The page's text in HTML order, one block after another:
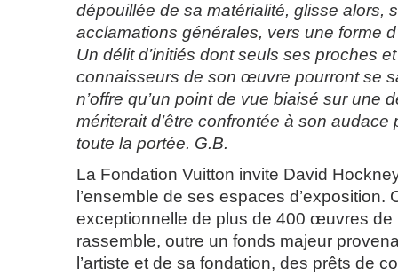
dépouillée de sa matérialité, glisse alors,
acclamations générales, vers une forme
Un délit d’initiés dont seuls ses proches
connaisseurs de son œuvre pourront se
n’offre qu’un point de vue biaisé sur une
mériterait d’être confrontée à son audace
toute la portée. G.B.
La Fondation Vuitton invite David
l’ensemble de ses espaces d’exposition.
exceptionnelle de plus de 400 œuvres de
rassemble, outre un fonds majeur
l’artiste et de sa fondation, des prêts de